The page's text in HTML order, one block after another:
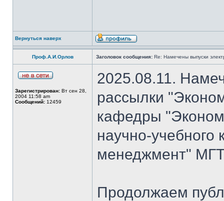
Вернуться наверх
Проф.А.И.Орлов Заголовок сообщения: Re: Намечены выпуски
Зарегистрирован: Вт сен 28,
2004 11:58 am
Сообщений: 12459
2025.08.11.
рассылки
кафедры
научно-
менеджмент"
Продолжаем